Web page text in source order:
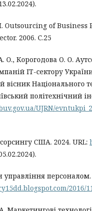
Outsourcing of Business
2006. С.25
О., Корогодова О. О.
ІТ-сектору
вісник Національного
політехнічний
UJRN/
США. 2024. URL:
управління персоналом.
2016/